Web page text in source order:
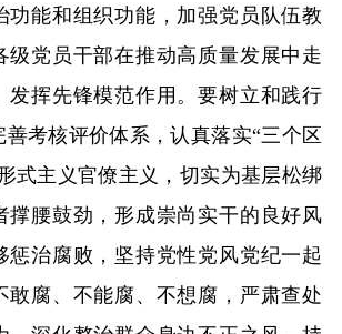
功能和组织功能，加强党员队伍教
级党员干部在推动高质量发展中走
发挥先锋模范作用。要树立和践行
考核评价体系，认真落实“三个区
式主义官僚主义，切实为基层松绑
撑腰鼓劲，形成崇尚实干的良好风
惩治腐败，坚持党性党风党纪一起
敢腐、不能腐、不想腐，严肃查处